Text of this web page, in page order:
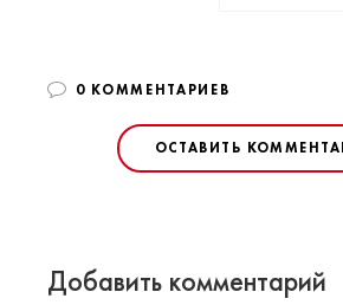
0 КОММЕНТАРИЕВ
ОСТАВИТЬ
Добавить комментарий